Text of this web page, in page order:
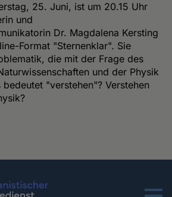
25. Juni, ist um 20.15 Uhr
und
Dr. Magdalena Kersting
Format "Sternenklar". Sie
die mit der Frage des
und der Physik
"verstehen"? Verstehen